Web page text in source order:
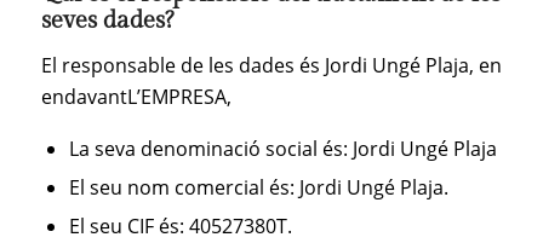
seves dades?
El responsable de les dades és Jordi Ungé Plaja, en
endavantL’EMPRESA,
La seva denominació social és: Jordi Ungé Plaja
El seu nom comercial és: Jordi Ungé Plaja.
El seu CIF és: 40527380T.